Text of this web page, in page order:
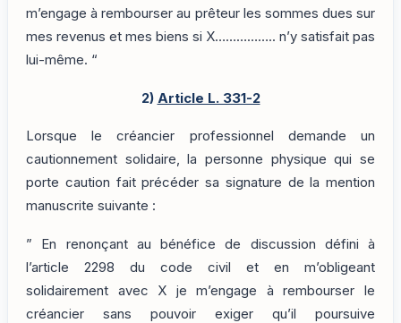
m’engage à rembourser au prêteur les sommes dues sur
mes revenus et mes biens si X…………….. n’y satisfait pas
lui-même. “
2) Article L. 331-2
Lorsque le créancier professionnel demande un
cautionnement solidaire, la personne physique qui se
porte caution fait précéder sa signature de la mention
manuscrite suivante :
” En renonçant au bénéfice de discussion défini à
l’article 2298 du code civil et en m’obligeant
solidairement avec X je m’engage à rembourser le
créancier sans pouvoir exiger qu’il poursuive